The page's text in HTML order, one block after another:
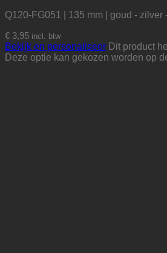
Q120-FG051 | 135 mm | goud - zilver
€ 3,95 incl. btw
Bekijk en personaliseer Dit product
Deze optie kan gekozen worden op